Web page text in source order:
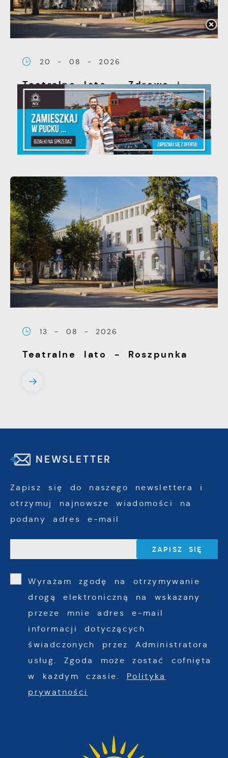
20 - 08 - 2026
Teatralne lato - Zdrowo i
kolorowo
13 - 08 - 2026
Teatralne lato - Roszpunka
NEWSLETTER
Zapisz się do naszego newslettera i
otrzymuj najnowsze wiadomości na
podany adres e-mail
Wyrażam zgodę na otrzymywanie
drogą elektroniczną na wskazany
przeze mnie adres e-mail
informacji dotyczących
świadczonych przez Administratora
usług. Zgoda może zostać cofnięta
w każdym czasie. Polityka
prywatności